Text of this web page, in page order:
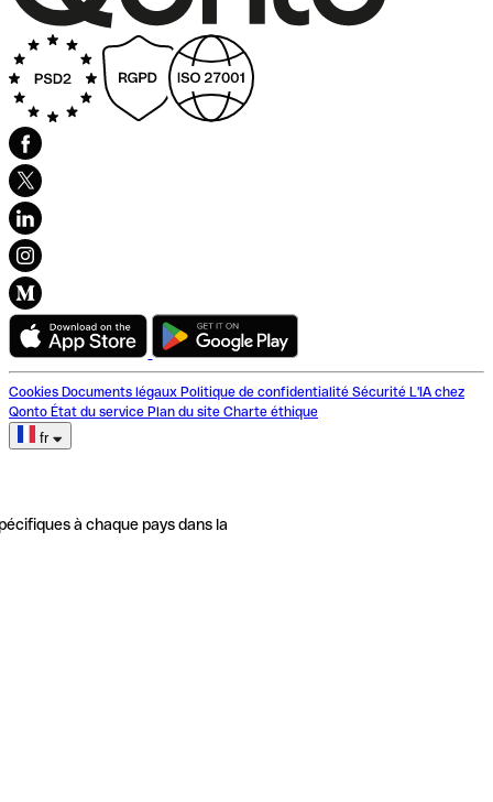
Cookies Documents légaux Politique de confidentialité Sécurité L'IA chez
Qonto État du service Plan du site Charte éthique
fr
à chaque pays dans la